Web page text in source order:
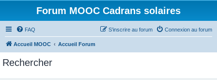
Forum MOOC Cadrans solaires
FAQ Connexion au forum
S’inscrire au forum
Accueil MOOC Accueil Forum
Rechercher